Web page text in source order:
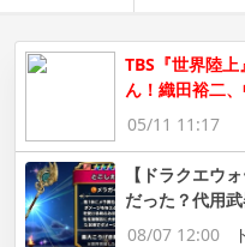
TBS『世界陸
ん！織田裕二
05/11 11:17
【ドラクエウ
だった？代用
08/07 12:00